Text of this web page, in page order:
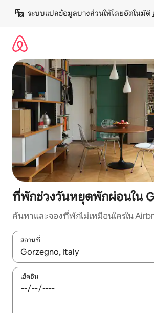
เนื้อหา
ระบบแปลข้อมูลบางส่วนให้โดยอัตโนมัติ
ที่พักช่วงวันหยุดพักผ่อนใน
ค้นหาและจองที่พักไม่เหมือนใครใน
สถานที่
ใช้ลูกศรขึ้นลง หรือใช้การสัมผัสหรือปัด เพื่อ
เช็คอิน